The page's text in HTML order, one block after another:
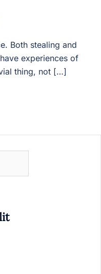
Both stealing and
experiences of
thing, not […]